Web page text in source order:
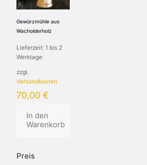
Preis
Gewürzmühle aus
Wacholderholz
Lieferzeit: 1 bis 2
Werktage
zzgl.
Versandkosten
70,00 €
In den
Warenkorb